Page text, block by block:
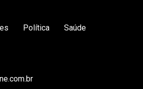
Política Saúde